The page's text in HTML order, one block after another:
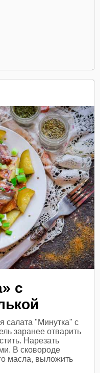
с
салата "Минутка" с
заранее отварить
Нарезать
В сковороде
масла, выложить